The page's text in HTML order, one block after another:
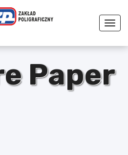
Paper